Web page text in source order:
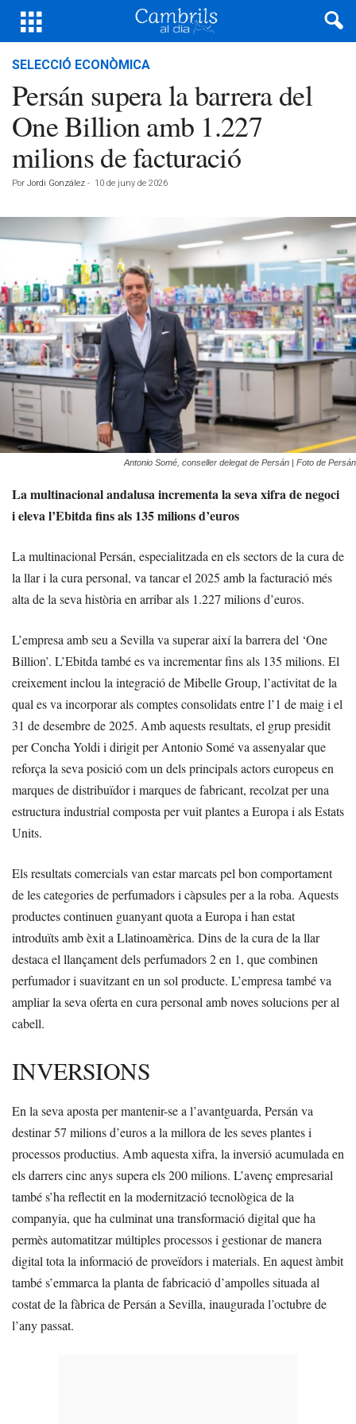
SELECCIÓ ECONÒMICA
Persán supera la barrera del
One Billion amb 1.227
milions de facturació
Por Jordi González - 10 de juny de 2026
Antonio Somé, conseller delegat de Persán | Foto de Persán
La multinacional andalusa incrementa la seva xifra de negoci
i eleva l’Ebitda fins als 135 milions d’euros
La multinacional Persán, especialitzada en els sectors de la cura de
la llar i la cura personal, va tancar el 2025 amb la facturació més
alta de la seva història en arribar als 1.227 milions d’euros.
L’empresa amb seu a Sevilla va superar així la barrera del ‘One
Billion’. L’Ebitda també es va incrementar fins als 135 milions. El
creixement inclou la integració de Mibelle Group, l’activitat de la
qual es va incorporar als comptes consolidats entre l’1 de maig i el
31 de desembre de 2025. Amb aquests resultats, el grup presidit
per Concha Yoldi i dirigit per Antonio Somé va assenyalar que
reforça la seva posició com un dels principals actors europeus en
marques de distribuïdor i marques de fabricant, recolzat per una
estructura industrial composta per vuit plantes a Europa i als Estats
Units.
Els resultats comercials van estar marcats pel bon comportament
de les categories de perfumadors i càpsules per a la roba. Aquests
productes continuen guanyant quota a Europa i han estat
introduïts amb èxit a Llatinoamèrica. Dins de la cura de la llar
destaca el llançament dels perfumadors 2 en 1, que combinen
perfumador i suavitzant en un sol producte. L’empresa també va
ampliar la seva oferta en cura personal amb noves solucions per al
cabell.
INVERSIONS
En la seva aposta per mantenir-se a l’avantguarda, Persán va
destinar 57 milions d’euros a la millora de les seves plantes i
processos productius. Amb aquesta xifra, la inversió acumulada en
els darrers cinc anys supera els 200 milions. L’avenç empresarial
també s’ha reflectit en la modernització tecnològica de la
companyia, que ha culminat una transformació digital que ha
permès automatitzar múltiples processos i gestionar de manera
digital tota la informació de proveïdors i materials. En aquest àmbit
també s’emmarca la planta de fabricació d’ampolles situada al
costat de la fàbrica de Persán a Sevilla, inaugurada l’octubre de
l’any passat.